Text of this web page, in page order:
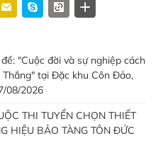
"Cuộc đời và sự nghiệp cách
tại Đặc khu Côn Đảo,
08/2026
THI TUYỂN CHỌN THIẾT
HIỆU BẢO TÀNG TÔN ĐỨC